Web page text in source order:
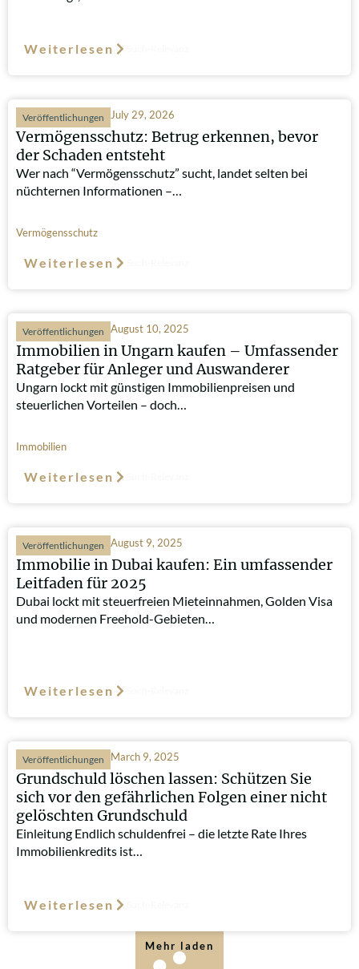
Weiterlesen
Veröffentlichungen July 29, 2026
Vermögensschutz: Betrug erkennen, bevor
der Schaden entsteht
Wer nach “Vermögensschutz” sucht, landet selten bei
nüchternen Informationen –…
Vermögensschutz
Weiterlesen
Veröffentlichungen August 10, 2025
Immobilien in Ungarn kaufen – Umfassender
Ratgeber für Anleger und Auswanderer
Ungarn lockt mit günstigen Immobilienpreisen und
steuerlichen Vorteilen – doch…
Immobilien
Weiterlesen
Veröffentlichungen August 9, 2025
Immobilie in Dubai kaufen: Ein umfassender
Leitfaden für 2025
Dubai lockt mit steuerfreien Mieteinnahmen, Golden Visa
und modernen Freehold-Gebieten…
Weiterlesen
Veröffentlichungen March 9, 2025
Grundschuld löschen lassen: Schützen Sie
sich vor den gefährlichen Folgen einer nicht
gelöschten Grundschuld
Einleitung Endlich schuldenfrei – die letzte Rate Ihres
Immobilienkredits ist…
Weiterlesen
Mehr laden